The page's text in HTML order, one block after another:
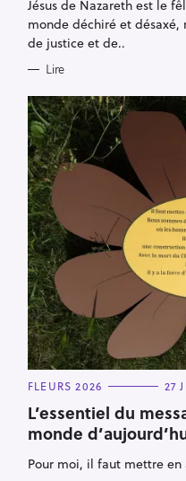
I
E
S
Jésus de Nazareth est le
monde déchiré et désaxé,
de justice et de..
Lire
C
T
E
G
O
I
FLEURS 2026 27
L’essentiel du
monde
Pour moi, il faut mettre